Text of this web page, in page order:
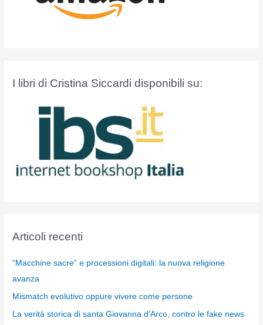
I libri di Cristina Siccardi disponibili su:
Articoli recenti
“Macchine sacre” e processioni digitali: la nuova religione
avanza
Mismatch evolutivo oppure vivere come persone
La verità storica di santa Giovanna d’Arco, contro le fake news